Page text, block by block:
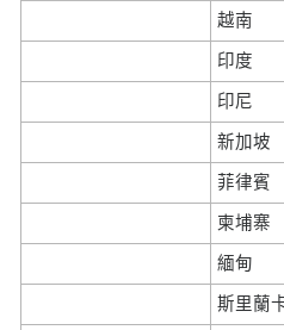
越南
印度
印尼
新加坡
菲律賓
柬埔寨
緬甸
斯里蘭